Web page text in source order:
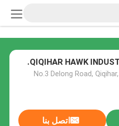
QIQIHAR HAWK
No.3 Delong Road,
اتصل بنا